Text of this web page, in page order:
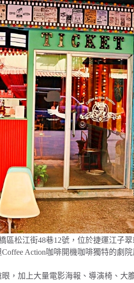
區松江街48巷12號，位於捷運江子
Action咖啡開機咖啡獨特的劇
，加上大量電影海報、導演椅、大